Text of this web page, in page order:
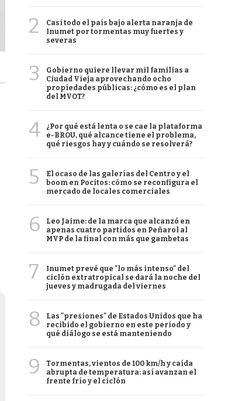
2
Casi todo el país bajo alerta naranja de
Inumet por tormentas muy fuertes y
severas
3
Gobierno quiere llevar mil familias a
Ciudad Vieja aprovechando ocho
propiedades públicas: ¿cómo es el plan
del MVOT?
4
¿Por qué está lenta o se cae la plataforma
e-BROU, qué alcance tiene el problema,
qué riesgos hay y cuándo se resolverá?
5
El ocaso de las galerías del Centro y el
boom en Pocitos: cómo se reconfigura el
mercado de locales comerciales
6
Leo Jaime: de la marca que alcanzó en
apenas cuatro partidos en Peñarol al
MVP de la final con más que gambetas
7
Inumet prevé que "lo más intenso" del
ciclón extratropical se dará la noche del
jueves y madrugada del viernes
8
Las "presiones" de Estados Unidos que ha
recibido el gobierno en este período y
qué diálogo se está manteniendo
9
Tormentas, vientos de 100 km/h y caída
abrupta de temperatura: así avanzan el
frente frío y el ciclón